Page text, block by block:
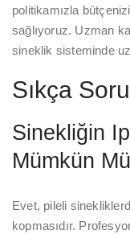
politikamızla
sağlıyoruz. Uzman
sineklik sisteminde
Sıkça
Sinekliğin
Mümkün
Evet, pileli
kopmasıdır.